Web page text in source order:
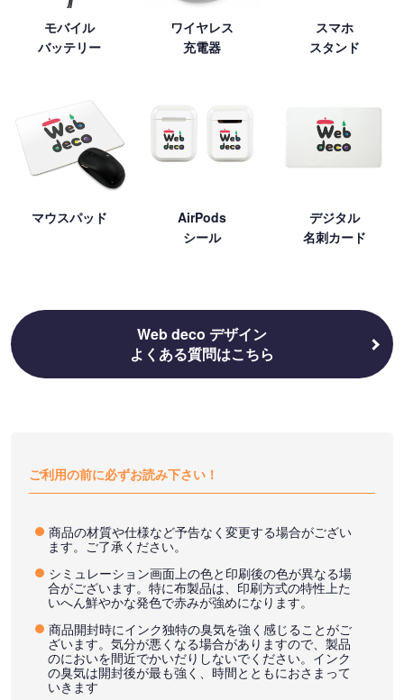
モバイル
バッテリー
ワイヤレス
充電器
スマホ
スタンド
マウスパッド
AirPods
シール
デジタル
名刺カード
Web deco デザイン
よくある質問はこちら
ご利用の前に必ずお読み下さい！
商品の材質や仕様など予告なく変更する場合がござい
ます。ご了承ください。
シミュレーション画面上の色と印刷後の色が異なる場
合がございます。特に布製品は、印刷方式の特性上た
いへん鮮やかな発色で赤みが強めになります。
商品開封時にインク独特の臭気を強く感じることがご
ざいます。気分が悪くなる場合がありますので、製品
のにおいを間近でかいだりしないでください。インク
の臭気は開封後が最も強く、時間とともにおさまって
いきます